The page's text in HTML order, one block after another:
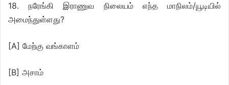
18. நரேங்கி இராணுவ நிலையம் எந்த மாநிலம்/யூடியில்
அமைந்துள்ளது?
[A] மேற்கு வங்காளம்
[B] அசாம்